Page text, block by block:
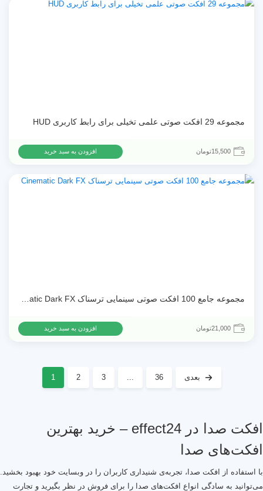
مجموعه 29 افکت صوتی علمی تخیلی برای رابط کاربری HUD
15,500تومان افزودن به سبد خرید
21,000تومان افزودن به سبد خرید
1 2 3 36 بعدی
افکت‌ صدا در effect24 – خرید بهترین
افکت‌های صدا
با استفاده از افکت‌ صدا، تجربه‌ی شنیداری کاربران را در وبسایت خود بهبود بخشید.
می‌توانید به سادگی انواع افکت‌های صدا را برای فروش در نظر بگیرید و تجارت